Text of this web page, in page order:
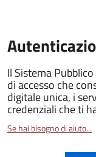
Il Sistema
di accesso che
digitale unica, i
credenziali che ti
Se hai bisogno di aiuto...